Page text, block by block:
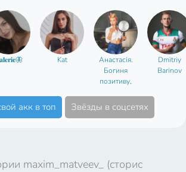
Kat
Анастасія.
Богиня
позитиву,
гумору
Dmitriy
Barinov
акк в топ Звёзды в соцсетях
maxim_matveev_ (сторис